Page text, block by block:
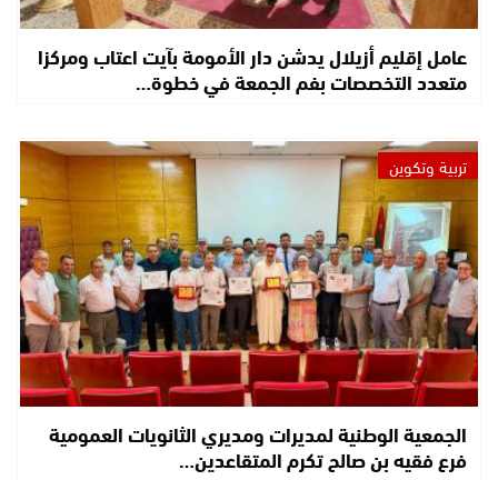
عامل إقليم أزيلال يدشن دار الأمومة بآيت اعتاب ومركزا
متعدد التخصصات بفم الجمعة في خطوة…
تربية وتكوين
الجمعية الوطنية لمديرات ومديري الثانويات العمومية
فرع فقيه بن صالح تكرم المتقاعدين…